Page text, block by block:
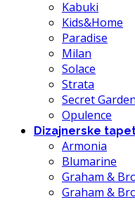
Kabuki
Kids&Home
Paradise
Milan
Solace
Strata
Secret Garden
Opulence
Dizajnerske
Armonia
Blumarine
Graham &
Graham &